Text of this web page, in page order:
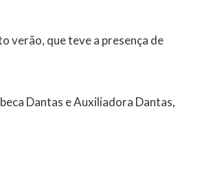
verão, que teve a presença de
Dantas e Auxiliadora Dantas,